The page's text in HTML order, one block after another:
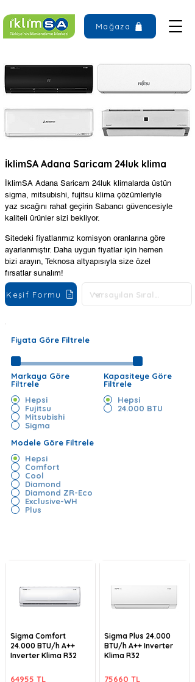
Mağaza
İklimSA Adana Saricam 24luk klima
İklimSA Adana Saricam 24luk klimalarda üstün
sigma, mitsubishi, fujitsu klima çözümleriyle
yaz sıcağını rahat geçirin Sabancı güvencesiyle
kaliteli ürünler sizi bekliyor.
Sitedeki fiyatlarımız komisyon oranlarına göre
ayarlanmıştır. Daha uygun fiyatlar için hemen
bizi arayın, Teknosa altyapısıyla size özel
fırsatlar sunalım!
Keşif Formu
Fiyata Göre Filtrele
Markaya Göre
Filtrele
Hepsi
Fujitsu
Mitsubishi
Sigma
Kapasiteye Göre
Filtrele
Hepsi
24.000 BTU
Modele Göre Filtrele
Hepsi
Comfort
Cool
Diamond
Diamond ZR-Eco
Exclusive-WH
Plus
Sigma Comfort
24.000 BTU/h A++
Inverter Klima R32
64955 TL
Sigma Plus 24.000
BTU/h A++ Inverter
Klima R32
75660 TL